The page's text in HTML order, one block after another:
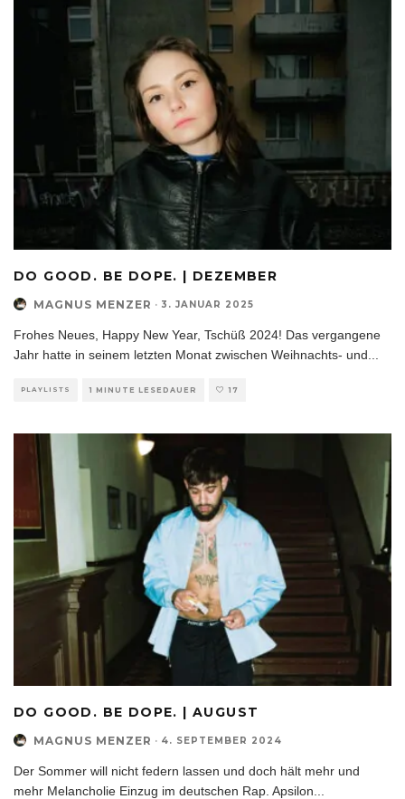
DO GOOD. BE DOPE. | DEZEMBER
MAGNUS MENZER · 3. JANUAR 2025
Frohes Neues, Happy New Year, Tschüß 2024! Das vergangene
Jahr hatte in seinem letzten Monat zwischen Weihnachts- und
PLAYLISTS 1 MINUTE LESEDAUER 17
DO GOOD. BE DOPE. | AUGUST
MAGNUS MENZER · 4. SEPTEMBER 2024
Der Sommer will nicht federn lassen und doch hält mehr und
mehr Melancholie Einzug im deutschen Rap. Apsilon